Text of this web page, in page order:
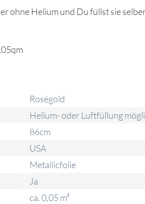
ohne Helium und Du füllst sie
Roségold
Helium- oder Luftfüllung
86cm
USA
Metallicfolie
Ja
ca. 0,05 m³